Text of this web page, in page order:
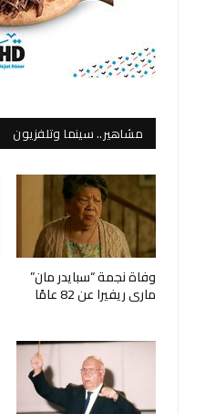
مشاهير.. سينما وتلفزيون
وفاة نجمة “سبايدر مان”
ماري ريفيرا عن 82 عامًا